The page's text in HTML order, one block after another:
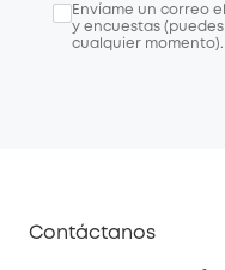
Envíame un correo
y encuestas
cualquier momento).
Contáctanos